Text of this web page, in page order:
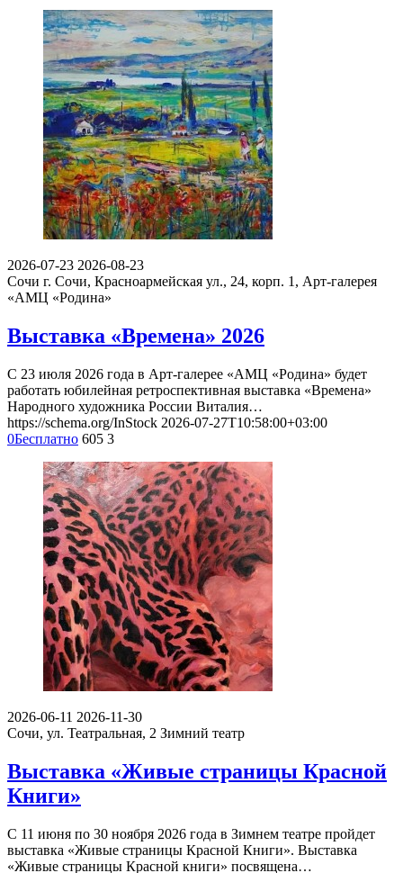
2026-07-23 2026-08-23
Сочи г. Сочи, Красноармейская ул., 24, корп. 1, Арт-галерея
«АМЦ «Родина»
Выставка «Времена» 2026
С 23 июля 2026 года в Арт-галерее «АМЦ «Родина» будет
работать юбилейная ретроспективная выставка «Времена»
Народного художника России Виталия…
https://schema.org/InStock 2026-07-27T10:58:00+03:00
0Бесплатно 605 3
2026-06-11 2026-11-30
Сочи, ул. Театральная, 2 Зимний театр
Выставка «Живые страницы Красной
Книги»
С 11 июня по 30 ноября 2026 года в Зимнем театре пройдет
выставка «Живые страницы Красной Книги». Выставка
«Живые страницы Красной книги» посвящена…